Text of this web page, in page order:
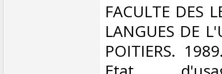
‎FACULTE DES
LANGUES DE
POITIERS.